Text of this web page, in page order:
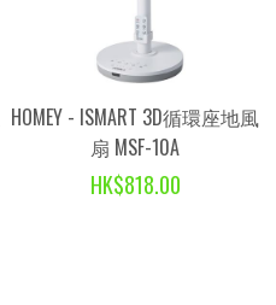
HOMEY - ISMART 3D循環座地風
扇 MSF-10A
HK$818.00